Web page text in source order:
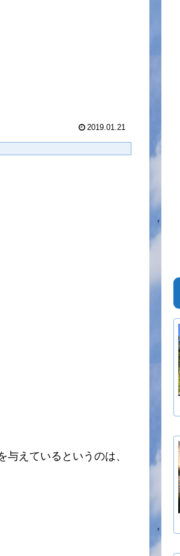
2019.01.21
えているというのは、